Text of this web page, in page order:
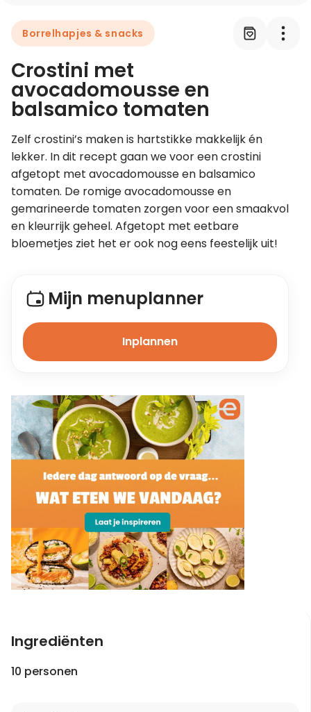
Leer koken als een chef
Borrelhapjes & snacks
Crostini met
avocadomousse en
balsamico tomaten
Zelf crostini’s maken is hartstikke makkelijk én
lekker. In dit recept gaan we voor een crostini
afgetopt met avocadomousse en balsamico
tomaten. De romige avocadomousse en
gemarineerde tomaten zorgen voor een smaakvol
en kleurrijk geheel. Afgetopt met eetbare
bloemetjes ziet het er ook nog eens feestelijk uit!
Mijn menuplanner
Inplannen
Ingrediënten
10 personen